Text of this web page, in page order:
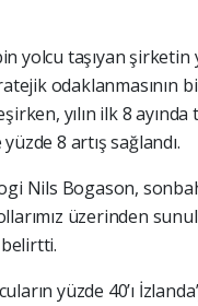
yolcu taşıyan şirketin
yılın ilk 8 ayında
8 artış sağlandı.
Nils Bogason,
üzerinden
belirtti.
yüzde 40’ı